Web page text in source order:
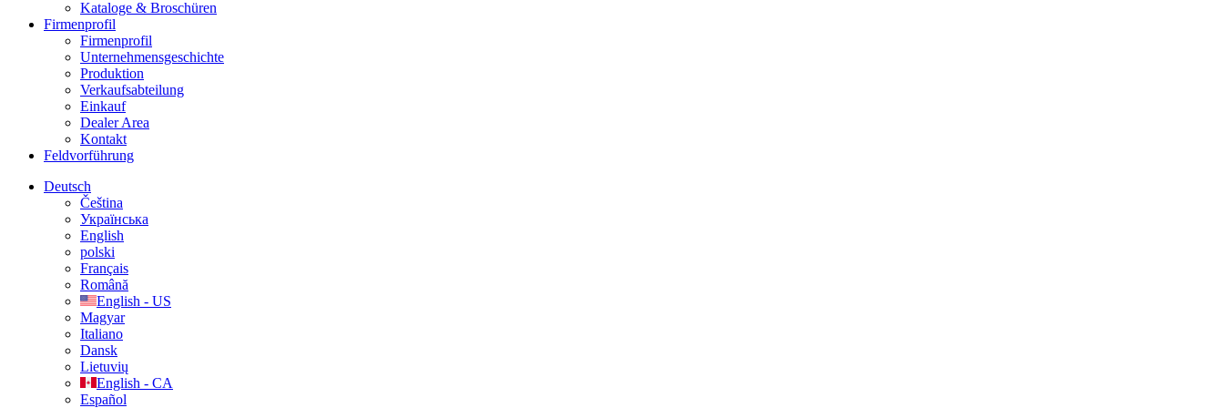
Kataloge & Broschüren
Firmenprofil
Firmenprofil
Unternehmensgeschichte
Produktion
Verkaufsabteilung
Einkauf
Dealer Area
Kontakt
Feldvorführung
Deutsch
Čeština
Українська
English
polski
Français
Română
English - US
Magyar
Italiano
Dansk
Lietuvių
English - CA
Español